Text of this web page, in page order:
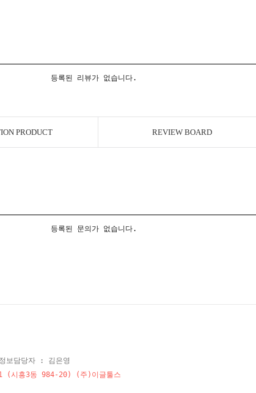
등록된 리뷰가 없습니다.
PRODUCT REVIEW BOARD
등록된 문의가 없습니다.
보담당자 : 김은영
(시흥3동 984-20) (주)이글툴스